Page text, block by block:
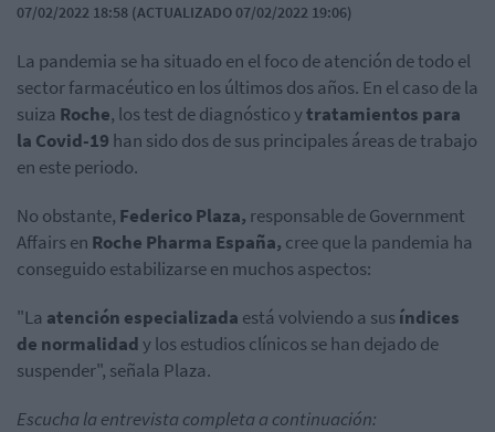
07/02/2022 18:58 (ACTUALIZADO 07/02/2022 19:06)
La pandemia se ha situado en el foco de atención de todo el
sector farmacéutico en los últimos dos años. En el caso de la
suiza Roche, los test de diagnóstico ytratamientos para
la Covid-19 han sido dos de sus principales áreas de trabajo
en este periodo.
No obstante, Federico Plaza, responsable de Government
Affairs en Roche Pharma España, cree que la pandemia ha
conseguido estabilizarse en muchos aspectos:
"La atención especializada está volviendo a susíndices
de normalidady los estudios clínicos se han dejado de
suspender", señala Plaza.
Escucha la entrevista completa a continuación: